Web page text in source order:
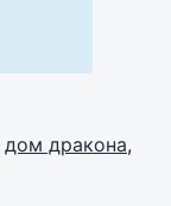
дом дракона,